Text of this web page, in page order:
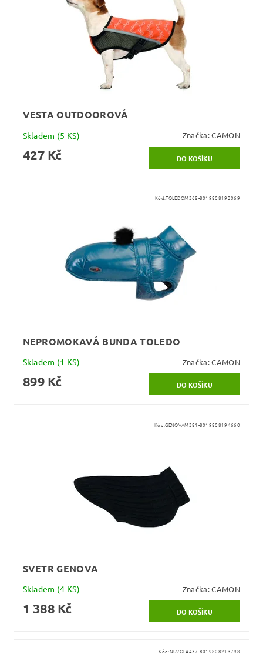
VESTA OUTDOOROVÁ
Skladem (5 KS) Značka:CAMON
427 Kč
Kód:TOLEDOM368-8019808193069
NEPROMOKAVÁ BUNDA TOLEDO
Skladem (1 KS) Značka:CAMON
899 Kč
Kód:GENOVAM381-8019808194660
SVETR GENOVA
Skladem (4 KS) Značka:CAMON
1 388 Kč
Kód:NUVOLA437-8019808213798